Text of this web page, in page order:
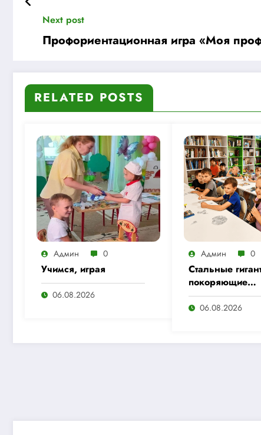
Next post
Профориентационная игра «Моя
RELATED POSTS
Админ 0
Учимся, играя
06.08.2026
Админ 0
Стальные
покоряющие
расстояния
06.08.2026